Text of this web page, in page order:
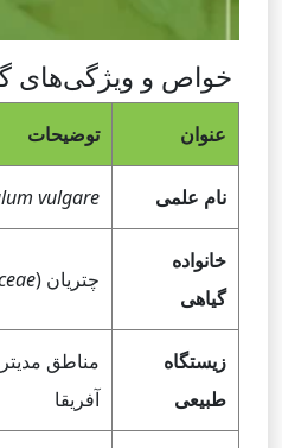
خواص و ویژگی‌های
عنوان توضیحات
نام علمی vulgare
خانواده
گیاهی
چتریان (
زیستگاه
طبیعی
مناطق
آفریقا